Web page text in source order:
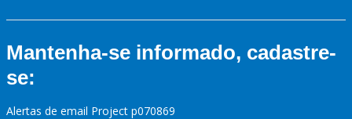
Mantenha-se informado, cadastre-
se:
Alertas de email Project p070869